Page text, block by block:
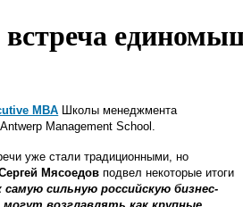
MBA Школы менеджмента
Management School.
уже стали традиционными, но
Мясоедов подвел некоторые итоги
сильную российскую бизнес-